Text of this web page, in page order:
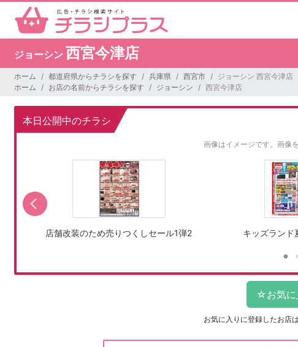
ジョーシン 西宮今津店
ホーム 都道府県からチラシを探す 兵庫県 西宮市
ジョーシン 西宮今津店
ホーム
お店の名前からチラシを探す ジョーシン 西宮今津店
本日公開中のチラシ
画像はイメージです。 画像
店舗改装のため売りつくしセール1弾2 キッズランド
お気に入りに登録したお店は